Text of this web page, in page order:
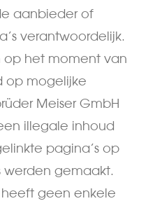
aanbieder of
verantwoordelijk.
op het moment van
op mogelijke
Meiser GmbH
illegale inhoud
pagina’s op
werden gemaakt.
geen enkele